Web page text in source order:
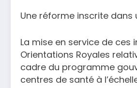
Une réforme inscrite dans
La mise en service de
Orientations Royales
cadre du programme
centres de santé à